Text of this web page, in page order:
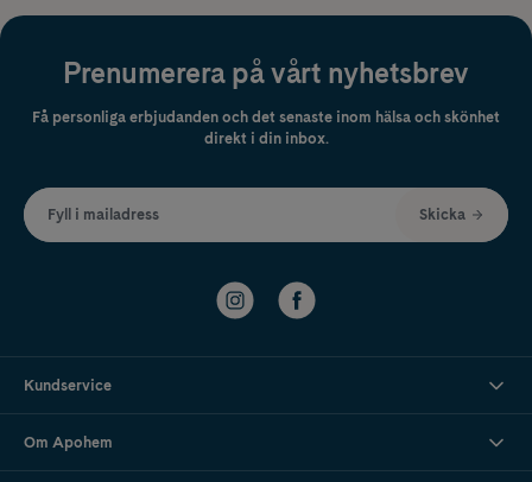
Prenumerera på vårt nyhetsbrev
Få personliga erbjudanden och det senaste inom hälsa och skönhet
direkt i din inbox.
Fyll i mailadress Skicka
Kundservice
Om Apohem